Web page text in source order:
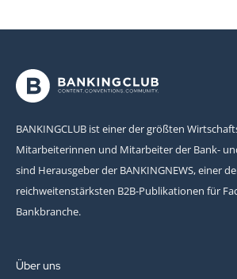
BANKINGCLUB ist einer der größten
Mitarbeiterinnen und Mitarbeiter der Bank-
sind Herausgeber der BANKINGNEWS, einer
reichweitenstärksten B2B-Publikationen für
Bankbranche.
Über uns